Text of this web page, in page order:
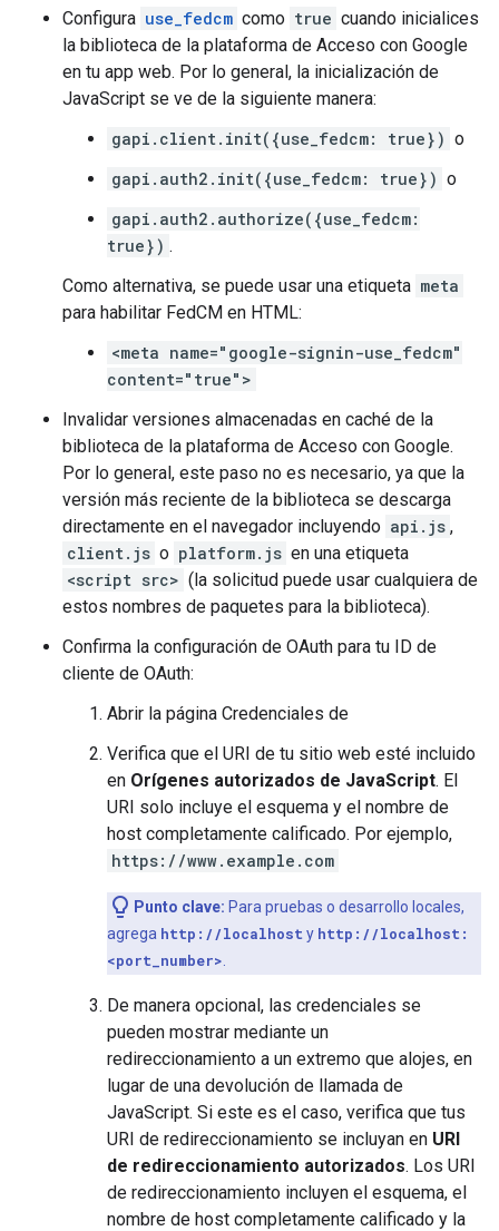
Configura use_fedcm como true cuando inicialices
la biblioteca de la plataforma de Acceso con Google
en tu app web. Por lo general, la inicialización de
JavaScript se ve de la siguiente manera:
gapi.client.init({use_fedcm: true}) o
gapi.auth2.init({use_fedcm: true}) o
gapi.auth2.authorize({use_fedcm:
true}) .
Como alternativa, se puede usar una etiqueta meta
para habilitar FedCM en HTML:
<meta name="google-signin-use_fedcm"
content="true">
Invalidar versiones almacenadas en caché de la
biblioteca de la plataforma de Acceso con Google.
Por lo general, este paso no es necesario, ya que la
versión más reciente de la biblioteca se descarga
directamente en el navegador incluyendo api.js ,
client.js o platform.js en una etiqueta
<script src> (la solicitud puede usar cualquiera de
estos nombres de paquetes para la biblioteca).
Confirma la configuración de OAuth para tu ID de
cliente de OAuth:
Abrir la página Credenciales de
Verifica que el URI de tu sitio web esté incluido
en Orígenes autorizados de JavaScript. El
URI solo incluye el esquema y el nombre de
host completamente calificado. Por ejemplo,
https://www.example.com
Punto clave: Para pruebas o desarrollo locales,
agrega http://localhost y http://localhost:
<port_number>
De manera opcional, las credenciales se
pueden mostrar mediante un
redireccionamiento a un extremo que alojes, en
lugar de una devolución de llamada de
JavaScript. Si este es el caso, verifica que tus
URI de redireccionamiento se incluyan en URI
de redireccionamiento autorizados. Los URI
de redireccionamiento incluyen el esquema, el
nombre de host completamente calificado y la